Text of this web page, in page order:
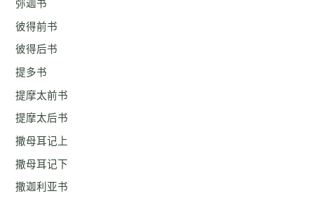
弥迦书
彼得前书
彼得后书
提多书
提摩太前书
提摩太后书
撒母耳记上
撒母耳记下
撒迦利亚书